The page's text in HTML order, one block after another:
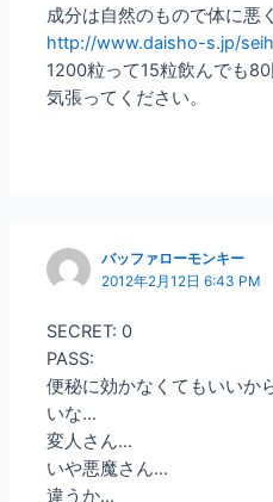
成分は自然のもので体に悪
http://www.daisho-s.jp/
1200粒って15粒飲んでも80
気張ってください。
バッファローモンキー
2012年2月12日 6:43 PM
SECRET: 0
PASS:
便秘に効かなくてもいいか
いな…
変人さん…
いや悪魔さん…
違うか…